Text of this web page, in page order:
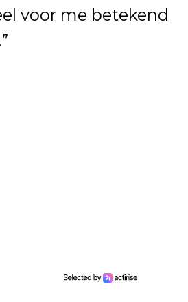
voor me betekend